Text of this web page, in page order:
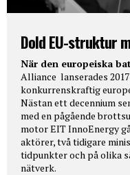
Dold EU-struktur
När den europeiska
Alliance lanserades
konkurrenskraftig
Nästan ett decennium
med en pågående
motor EIT InnoEnergy
aktörer, två tidigare
tidpunkter och på olika
nätverk.